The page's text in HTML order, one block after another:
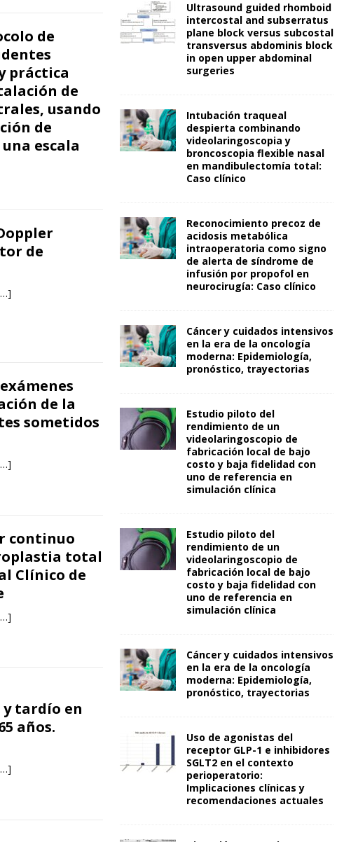
de
práctica
de
usando
de
escala
de
de la
sometidos
continuo
total
Clínico de
tardío en
años.
Ultrasound guided rhomboid
intercostal and subserratus
plane block versus subcostal
transversus abdominis block
in open upper abdominal
surgeries
Intubación traqueal
despierta combinando
videolaringoscopia y
broncoscopia flexible nasal
en mandibulectomía total:
Caso clínico
Reconocimiento precoz de
acidosis metabólica
intraoperatoria como signo
de alerta de síndrome de
infusión por propofol en
neurocirugía: Caso clínico
Cáncer y cuidados intensivos
en la era de la oncología
moderna: Epidemiología,
pronóstico, trayectorias
Estudio piloto del
rendimiento de un
videolaringoscopio de
fabricación local de bajo
costo y baja fidelidad con
uno de referencia en
simulación clínica
Estudio piloto del
rendimiento de un
videolaringoscopio de
fabricación local de bajo
costo y baja fidelidad con
uno de referencia en
simulación clínica
Cáncer y cuidados intensivos
en la era de la oncología
moderna: Epidemiología,
pronóstico, trayectorias
Uso de agonistas del
receptor GLP-1 e inhibidores
SGLT2 en el contexto
perioperatorio:
Implicaciones clínicas y
recomendaciones actuales